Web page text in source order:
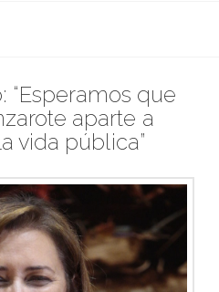
“Esperamos que
aparte a
vida pública”